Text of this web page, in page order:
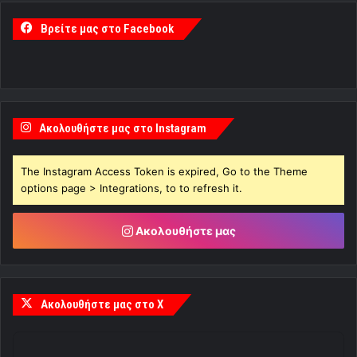
Βρείτε μας στο Facebook
Ακολουθήστε μας στο Instagram
The Instagram Access Token is expired, Go to the Theme
options page > Integrations, to to refresh it.
Ακολουθήστε μας
Ακολουθήστε μας στο X